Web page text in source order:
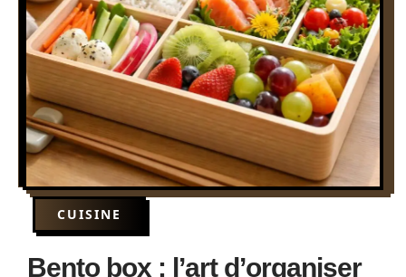
CUISINE
Bento box : l’art d’organiser